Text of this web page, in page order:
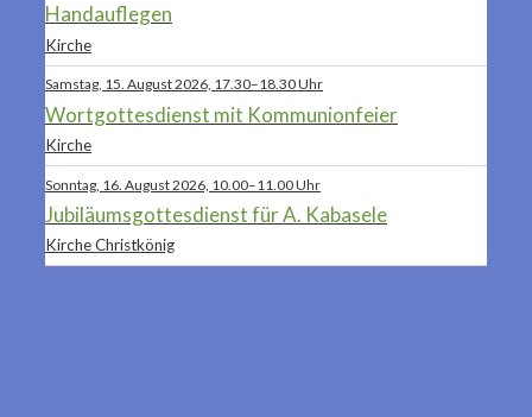
Handauflegen
Kirche
Samstag, 15. August 2026, 17.30–18.30 Uhr
Wortgottesdienst mit Kommunionfeier
Kirche
Sonntag, 16. August 2026, 10.00–11.00 Uhr
Jubiläumsgottesdienst für A. Kabasele
Kirche Christkönig